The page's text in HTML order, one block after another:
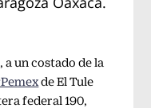
a un costado de la
de El Tule
federal 190,